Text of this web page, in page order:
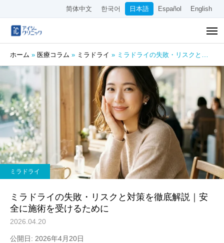
简体中文 한국어 日本語 Español English
ホーム » 医療コラム » ミラドライ » ミラドライの失敗・リスクと対策を徹底解説｜安全に施術を受けるために
ミラドライ
ミラドライの失敗・リスクと対策を徹底解説｜安
全に施術を受けるために
2026.04.20
公開日: 2026年4月20日